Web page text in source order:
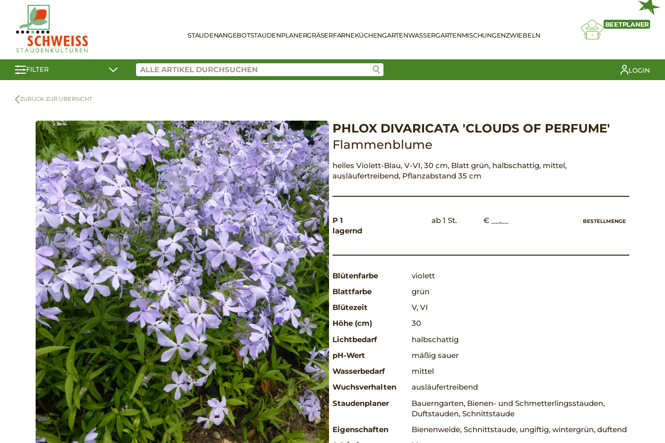
STAUDENANGEBOTSTAUDENPLANERGRÄSERFARNEKÜCHENGARTENWASSERGARTENMISCHUNGENZWIEBELN
NEU
BEETPLANER
FILTER LOGIN
ZURÜCK ZUR ÜBERSICHT
PHLOX DIVARICATA 'CLOUDS OF PERFUME'
Flammenblume
helles Violett-Blau, V-VI, 30 cm, Blatt grün, halbschattig, mittel,
ausläufertreibend, Pflanzabstand 35 cm
P 1
lagernd
ab 1 St. € __,__ BESTELLMENGE
Blütenfarbe
violett
Blattfarbe
grün
Blütezeit
V, VI
Höhe (cm)
30
Lichtbedarf
halbschattig
pH-Wert
mäßig sauer
Wasserbedarf
mittel
Wuchsverhalten
ausläufertreibend
Staudenplaner
Bauerngarten, Bienen- und Schmetterlingsstauden,
Duftstauden, Schnittstaude
Eigenschaften
Bienenweide, Schnittstaude, ungiftig, wintergrün, duftend